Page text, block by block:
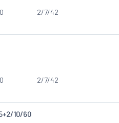
2/7/42
2/7/42
10/60